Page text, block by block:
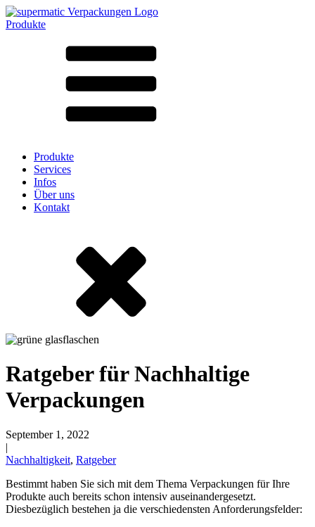
Produkte
Nach Material
LD-PE
Steinzeug
Beutel und Bag-in-Box
Bierflaschen(16)
Chemikalien
Dispenser und Pumpen(30)
Produkte
Services
Infos
Über uns
Kontakt
Ratgeber für Nachhaltige
Verpackungen
September 1, 2022
|
Nachhaltigkeit, Ratgeber
Bestimmt haben Sie sich mit dem Thema Verpackungen für Ihre
Produkte auch bereits schon intensiv auseinandergesetzt.
Diesbezüglich bestehen ja die verschiedensten Anforderungsfelder: